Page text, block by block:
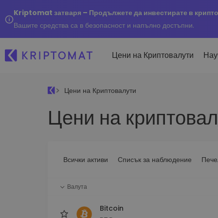
Kriptomat затваря – Продължете да инвестирате в
Вашите средства са в безопасност и напълно достъпни.
Цени на Криптовалути
Всички цени
Над 300+ криптовалути
инвестиране
Купуване и
криптовалута
Над 1 000 опции за
Цени на Криптовалути
Цени на
Всички активи Списък за наблюдение
Валута
Bitcoin